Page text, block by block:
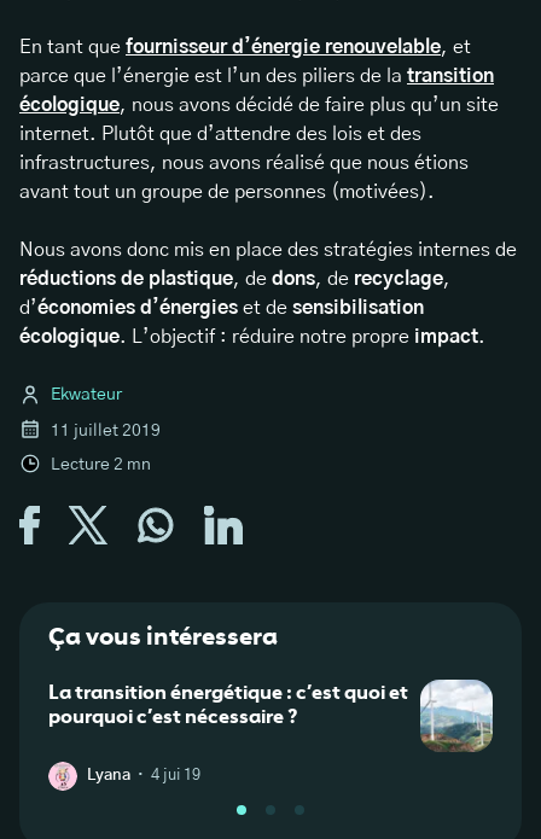
En tant que fournisseur d’énergie renouvelable, et
parce que l’énergie est l’un des piliers de la transition
écologique, nous avons décidé de faire plus qu’un site
internet. Plutôt que d’attendre des lois et des
infrastructures, nous avons réalisé que nous étions
avant tout un groupe de personnes (motivées).
Nous avons donc mis en place des stratégies internes de
réductions de plastique, de dons, de recyclage,
d’économies d’énergies et de sensibilisation
écologique. L’objectif : réduire notre propre impact.
Ekwateur
11 juillet 2019
Lecture 2 mn
Ça vous intéressera
La transition énergétique : c’est quoi et
pourquoi c’est nécessaire ?
Lyana · 4 jui 19